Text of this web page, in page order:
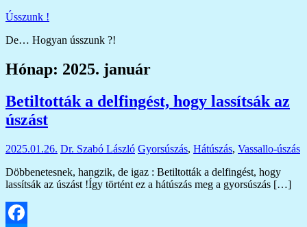
Skip
content
Ússzunk !
De… Hogyan ússzunk ?!
Hónap: 2025. január
Betiltották a delfingést, hogy lassítsák az
úszást
2025.01.26. Dr. Szabó László Gyorsúszás, Hátúszás, Vassallo-úszás
Döbbenetesnek, hangzik, de igaz : Betiltották a delfingést, hogy
lassítsák az úszást !Így történt ez a hátúszás meg a gyorsúszás […]